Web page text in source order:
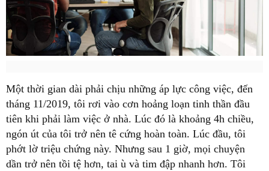
Một thời gian dài phải chịu những áp lực công việc, đến
tháng 11/2019, tôi rơi vào cơn hoảng loạn tinh thần đầu
tiên khi phải làm việc ở nhà. Lúc đó là khoảng 4h chiều,
ngón út của tôi trở nên tê cứng hoàn toàn. Lúc đầu, tôi
phớt lờ triệu chứng này. Nhưng sau 1 giờ, mọi chuyện
dần trở nên tồi tệ hơn, tai ù và tim đập nhanh hơn. Tôi